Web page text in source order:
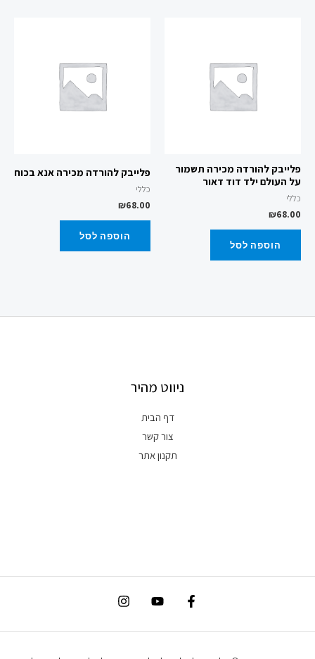
פלייבק להורדה מכירה תשמור
על העולם ילד דוד דאור
כללי
₪68.00
הוספה לסל
פלייבק להורדה מכירה אנא בכוח
כללי
₪68.00
הוספה לסל
ניווט מהיר
דף הבית
צור קשר
תקנון אתר